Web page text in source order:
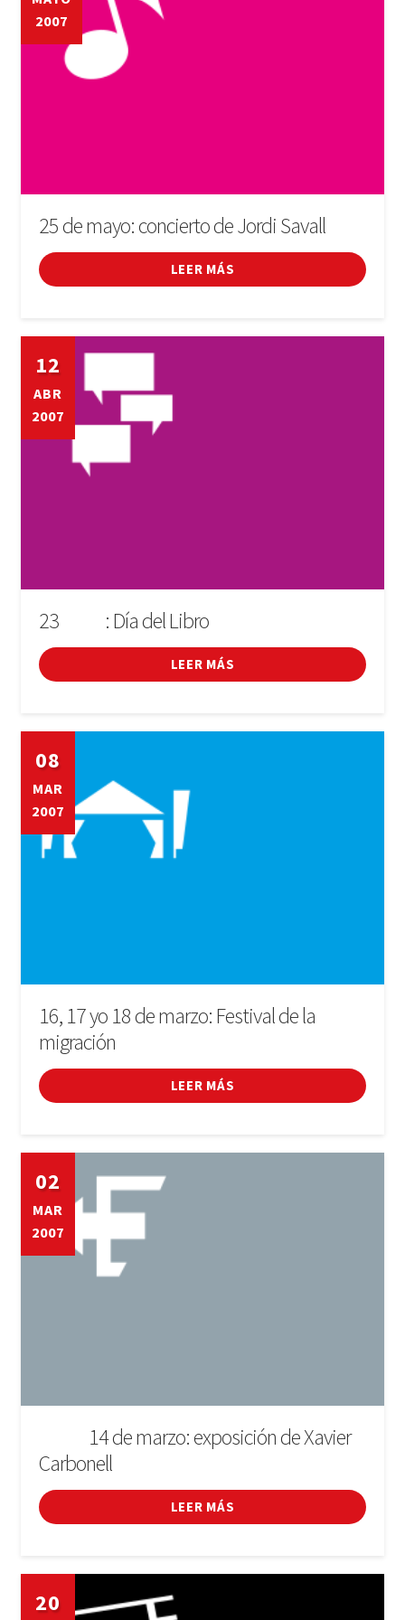
INICIAR SESIÓN
2007
25 de mayo: concierto de Jordi Savall
LEER MÁS
12
ABR
2007
23 : Día del Libro
LEER MÁS
08
MAR
2007
16, 17 yo 18 de marzo: Festival de la
migración
LEER MÁS
02
MAR
2007
14 de marzo: exposición de Xavier
Carbonell
LEER MÁS
20